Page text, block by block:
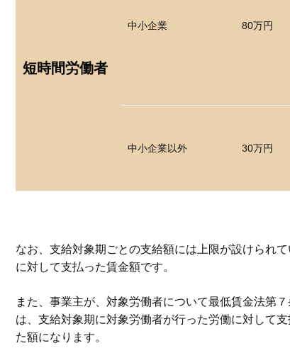
短時間労働者
中小企業 80万円
中小企業以外 30万円
なお、支給対象期ごとの支給額には上限が設けられ
に対して支払った賃金額です。
また、事業主が、対象労働者について最低賃金法第
は、支給対象期に対象労働者が行った労働に対して
た額になります。